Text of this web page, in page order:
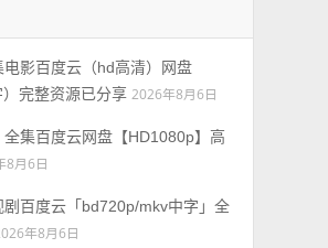
电影百度云（hd高清）网盘
）完整资源已分享 2026年8月6日
全集百度云网盘【HD1080p】高
8月6日
剧百度云「bd720p/mkv中字」全
年8月6日